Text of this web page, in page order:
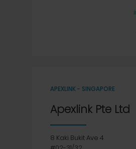
APEXLINK - SINGAPORE
Apexlink Pte Ltd
8 Kaki Bukit Ave 4